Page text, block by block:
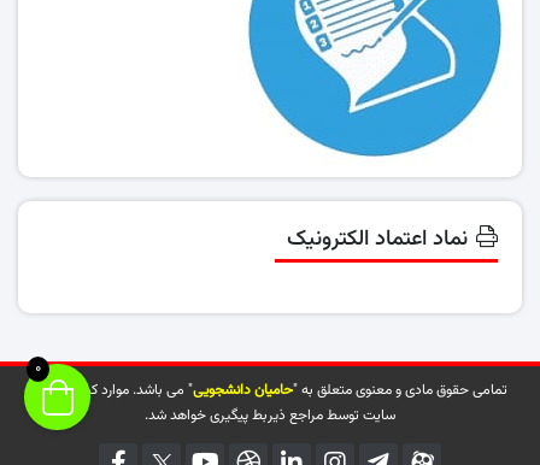
نماد اعتماد الکترونیک
تمامی حقوق مادی و معنوی متعلق به "حامیان دانشجویی" می باشد. موارد کپی شده از
سایت توسط مراجع ذیربط پیگیری خواهد شد.
0